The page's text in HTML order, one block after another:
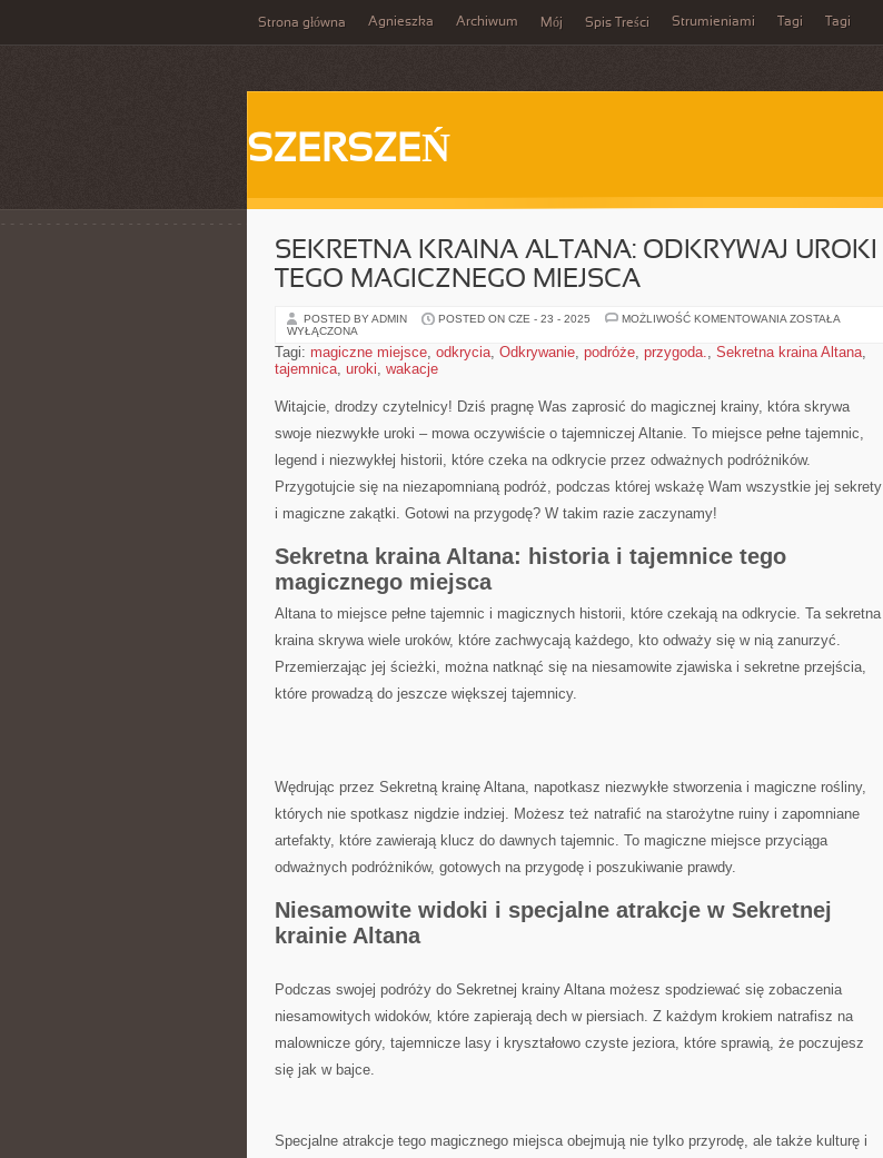
Strona główna Agnieszka Archiwum Mój Spis Treści Strumieniami Tagi Tagi
SZERSZEŃ
SEKRETNA KRAINA ALTANA: ODKRYWAJ UROKI
TEGO MAGICZNEGO MIEJSCA
POSTED BY ADMIN POSTED ON CZE - 23 - 2025 MOŻLIWOŚĆ KOMENTOWANIA SEKRETNA
ODKRYWAJ
MIEJSCA
ZOSTAŁA
WYŁĄCZONA
Tagi: magiczne miejsce, odkrycia, Odkrywanie, podróże, przygoda., Sekretna kraina Altana,
tajemnica, uroki, wakacje
Witajcie, drodzy czytelnicy! Dziś pragnę Was zaprosić do ⁢magicznej krainy, która skrywa
swoje⁤ niezwykłe uroki – mowa oczywiście o tajemniczej Altanie. To miejsce pełne tajemnic,
legend i niezwykłej historii, które czeka na odkrycie ​przez‍ odważnych podróżników.
Przygotujcie się na niezapomnianą podróż, podczas której wskażę Wam wszystkie jej sekrety
i magiczne zakątki. Gotowi na przygodę? W ​takim razie zaczynamy!
Sekretna kraina ⁢Altana: historia i tajemnice tego
magicznego miejsca
Altana to miejsce pełne tajemnic ​i magicznych historii, które czekają ⁢na odkrycie. Ta sekretna
kraina skrywa wiele ⁢uroków, które zachwycają każdego, kto odważy się w nią zanurzyć.
Przemierzając jej ścieżki, można natknąć się na niesamowite zjawiska i ‍sekretne przejścia,
które prowadzą do jeszcze większej‌ tajemnicy.
Wędrując przez⁣ Sekretną krainę Altana, napotkasz niezwykłe stworzenia i magiczne ⁣rośliny,
których nie spotkasz nigdzie indziej.⁤ Możesz też natrafić na starożytne ruiny i zapomniane
artefakty, które‌ zawierają klucz do dawnych tajemnic. To magiczne miejsce przyciąga
odważnych podróżników, gotowych na przygodę i poszukiwanie prawdy.
Niesamowite widoki i specjalne atrakcje ⁣w Sekretnej
krainie Altana
Podczas swojej podróży do Sekretnej krainy Altana możesz spodziewać się zobaczenia⁤
niesamowitych widoków, które zapierają dech w piersiach.‌ Z ⁢każdym krokiem natrafisz na ​
malownicze góry, tajemnicze ​lasy i kryształowo czyste jeziora, które sprawią, że poczujesz
się‌ jak w​ bajce.
Specjalne atrakcje tego magicznego miejsca obejmują nie tylko przyrodę, ale ⁣także kulturę i